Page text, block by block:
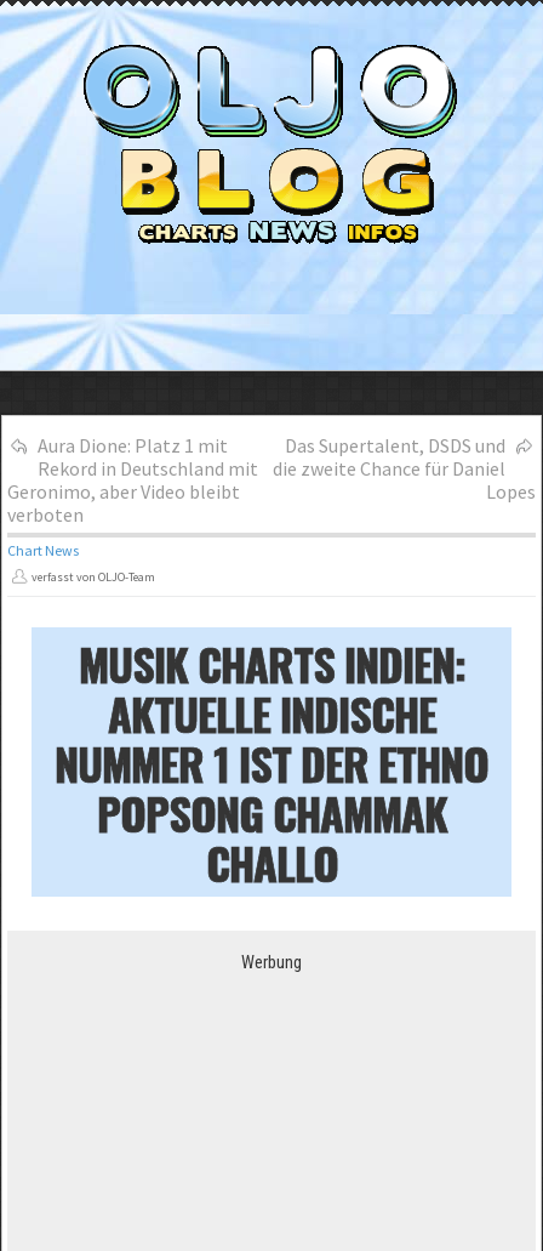
Aura Dione: Platz 1 mit
Rekord in Deutschland mit
Geronimo, aber Video bleibt
verboten
Das Supertalent, DSDS und
die zweite Chance für Daniel
Lopes
Chart News
verfasst von OLJO-Team
MUSIK CHARTS INDIEN:
AKTUELLE INDISCHE
NUMMER 1 IST DER ETHNO
POPSONG CHAMMAK
CHALLO
Werbung